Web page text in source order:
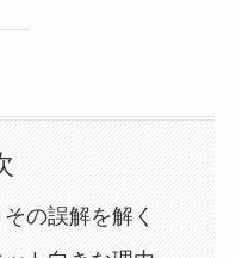
の誤解を解く